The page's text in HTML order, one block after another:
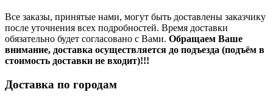
Все заказы, принятые нами, могут быть доставлены заказчику
после уточнения всех подробностей. Время доставки
обязательно будет согласовано с Вами. Обращаем Ваше
внимание, доставка осуществляется до подъезда (подъём в
стоимость доставки не входит)!!!
Доставка по городам